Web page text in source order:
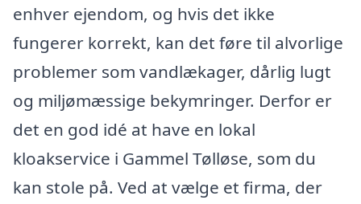
enhver ejendom, og hvis det ikke
fungerer korrekt, kan det føre til alvorlige
problemer som vandlækager, dårlig lugt
og miljømæssige bekymringer. Derfor er
det en god idé at have en lokal
kloakservice i Gammel Tølløse, som du
kan stole på. Ved at vælge et firma, der